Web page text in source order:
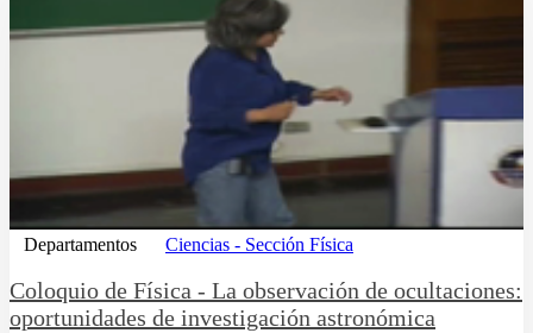
Departamentos Ciencias - Sección Física
Coloquio de Física - La observación de ocultaciones:
oportunidades de investigación astronómica